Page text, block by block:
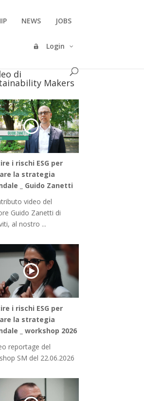
NEWS JOBS
Login
di
Makers
i rischi ESG per
la strategia
_ Guido Zanetti
video del
Guido Zanetti di
al nostro ...
i rischi ESG per
la strategia
_ workshop 2026
reportage del
SM del 22.06.2026